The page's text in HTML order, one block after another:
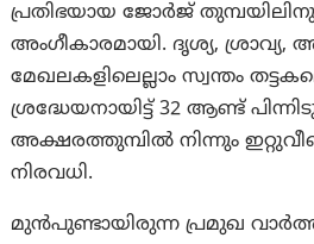
പ്രതിഭയായ ജോര്‍ജ്
അംഗീകാരമായി. ദൃശ്യ, ശ്രാവ്യ,
മേഖലകളിലെല്ലാം സ്വന്തം
ശ്രദ്ധേയനായിട്ട് 32 ആണ്ട്
അക്ഷരത്തുമ്പില്‍ നിന്നും
നിരവധി.
മുൻപുണ്ടായിരുന്ന പ്രമുഖ